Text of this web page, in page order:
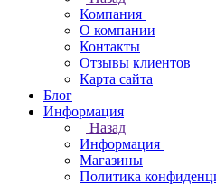
Компания
О компании
Контакты
Отзывы клиентов
Карта сайта
Блог
Информация
Назад
Информация
Магазины
Политика